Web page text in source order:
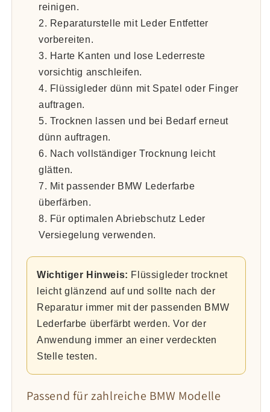
reinigen.
Reparaturstelle mit Leder Entfetter
vorbereiten.
Harte Kanten und lose Lederreste
vorsichtig anschleifen.
Flüssigleder dünn mit Spatel oder Finger
auftragen.
Trocknen lassen und bei Bedarf erneut
dünn auftragen.
Nach vollständiger Trocknung leicht
glätten.
Mit passender BMW Lederfarbe
überfärben.
Für optimalen Abriebschutz Leder
Versiegelung verwenden.
Wichtiger Hinweis: Flüssigleder trocknet
leicht glänzend auf und sollte nach der
Reparatur immer mit der passenden BMW
Lederfarbe überfärbt werden. Vor der
Anwendung immer an einer verdeckten
Stelle testen.
Passend für zahlreiche BMW Modelle